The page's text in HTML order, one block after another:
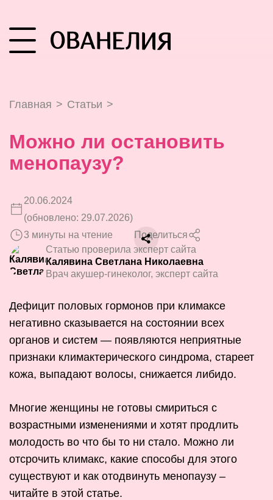
Главная > Статьи >
Можно ли остановить
менопаузу?
20.06.2024
(обновлено: 29.07.2026)
3 минуты на чтение
Поделиться
Статью проверила эксперт сайта
Калявина Светлана Николаевна
Врач акушер-гинеколог, эксперт сайта
Дефицит половых гормонов при климаксе
негативно сказывается на состоянии всех
органов и систем — появляются неприятные
признаки климактерического синдрома, стареет
кожа, выпадают волосы, снижается либидо.
Многие женщины не готовы смириться с
возрастными изменениями и хотят продлить
молодость во что бы то ни стало. Можно ли
отсрочить климакс, какие способы для этого
существуют и как отодвинуть менопаузу –
читайте в этой статье.